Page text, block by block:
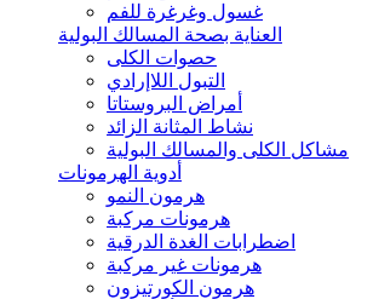
غسول وغرغرة للفم
العناية بصحة المسالك البولية
حصوات الكلى
التبول اللاإرادي
أمراض البروستاتا
نشاط المثانة الزائد
مشاكل الكلى والمسالك البولية
أدوية الهرمونات
هرمون النمو
هرمونات مركبة
اضطرابات الغدة الدرقية
هرمونات غير مركبة
هرمون الكورتيزون